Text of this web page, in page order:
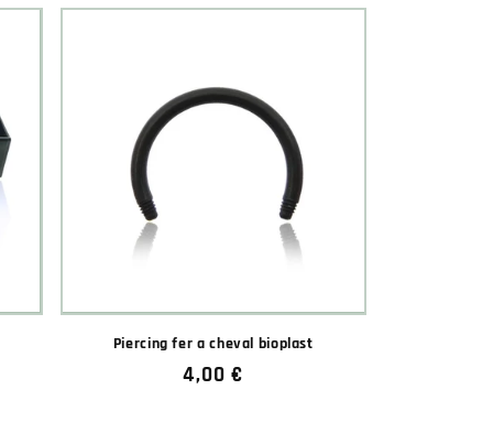
Piercing fer a cheval bioplast
Prix
4,00 €